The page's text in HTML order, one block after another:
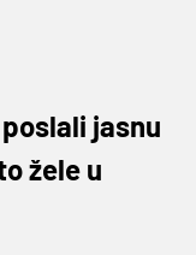
jasnu
žele u